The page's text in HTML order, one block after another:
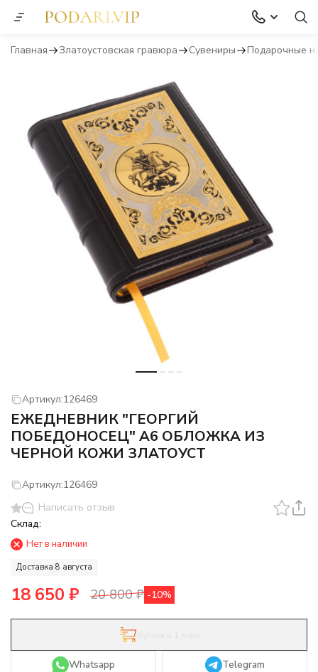
Главная Златоустовская гравюра Сувениры Подарочные
Артикул:126469
ЕЖЕДНЕВНИК "ГЕОРГИЙ
ПОБЕДОНОСЕЦ" А6 ОБЛОЖКА ИЗ
ЧЕРНОЙ КОЖИ ЗЛАТОУСТ
Артикул:126469
Написать отзыв
Склад:
Нет в наличии
Доставка 8 августа
18 650 ₽ 20 800₽ -10%
Whatsapp
Telegram